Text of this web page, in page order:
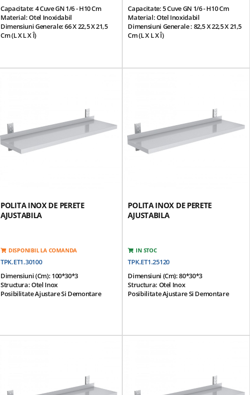
Capacitate: 4 Cuve GN 1/6 - H10 Cm
Material: Otel Inoxidabil
Dimensiuni Generale: 66 X 22,5 X 21,5
Cm (L X L X Î)
Dispunere Pe Un Rand
Capacitate: 5 Cuve GN 1/6 - H10 Cm
Material: Otel Inoxidabil
Dimensiuni Generale : 82,5 X 22,5 X 21,5
Cm (L X L X Î)
Dispunere Pe Un Rand
POLITA INOX DE PERETE
AJUSTABILA
DISPONIBIL LA COMANDA
TPK.ET1.30100
Dimensiuni (cm): 100*30*3
Structura: Otel Inox
Posibilitate Ajustare Si Demontare
POLITA INOX DE PERETE
AJUSTABILA
IN STOC
TPK.ET1.25120
Dimensiuni (cm): 80*30*3
Structura: Otel Inox
Posibilitate Ajustare Si Demontare